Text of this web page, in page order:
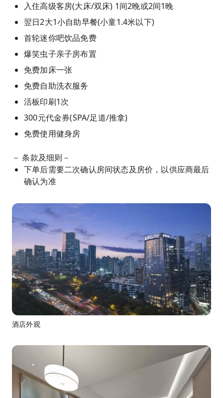
入住高级客房(大床/双床) 1间2晚或2间1晚
翌日2大1小自助早餐(小童1.4米以下)
首轮迷你吧饮品免费
爆笑虫子亲子房布置
免费加床一张
免费自助洗衣服务
活板印刷1次
300元代金券(SPA/足道/推拿)
免费使用健身房
－ 条款及细则－
下单后需要二次确认房间状态及房价，以供应商最后
确认为准
酒店外观